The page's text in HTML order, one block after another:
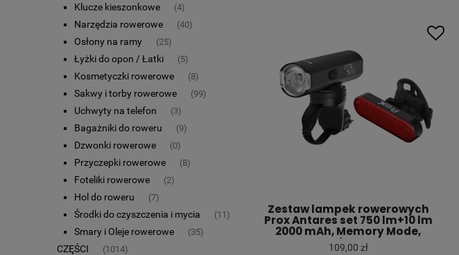
Klucze kieszonkowe (4)
Narzędzia rowerowe (40)
Osłony na ramy (25)
Łyżki do opon / Łatki (5)
Kosmetyczki rowerowe (8)
Sakwy i torby rowerowe (99)
Uchwyty na telefon (3)
Bagażniki do roweru (9)
Dzwonki rowerowe (0)
Przyczepki rowerowe (8)
Foteliki rowerowe (2)
Hol do roweru (7)
Środki do czyszczenia i mycia (11)
Smary i Oleje rowerowe (35)
CZĘŚCI (1014)
Zestaw lampek rowerowych
Prox Antares set 750 lm+10 lm
2000 mAh, Memory Mode,
Garmin, USB-C
109,00 zł